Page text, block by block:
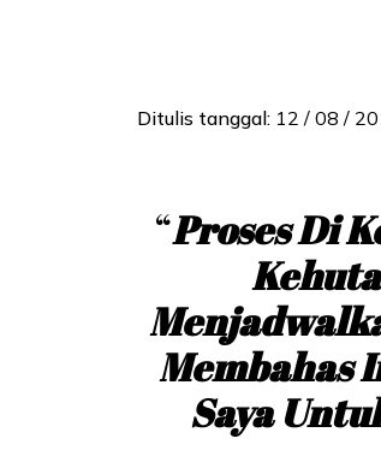
Ditulis tanggal: 12 / 08 /
“Proses Di
Membahas
Saya